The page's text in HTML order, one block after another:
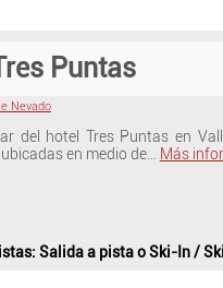
Puntas
Nevado
del hotel Tres Puntas en
en medio de…
Más
: Salida a pista o Ski-In /